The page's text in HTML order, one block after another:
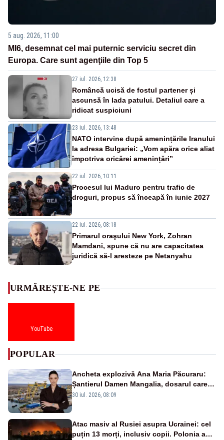
5 aug. 2026, 11:00
MI6, desemnat cel mai puternic serviciu secret din
Europa. Care sunt agenţiile din Top 5
27 iul. 2026, 12:38
Româncă ucisă de fostul partener și
ascunsă în lada patului. Detaliul care a
ridicat suspiciuni
23 iul. 2026, 13:48
NATO intervine după amenințările Iranului
la adresa Bulgariei: „Vom apăra orice aliat
împotriva oricărei amenințări”
22 iul. 2026, 10:11
Procesul lui Maduro pentru trafic de
droguri, propus să înceapă în iunie 2027
22 iul. 2026, 08:18
Primarul oraşului New York, Zohran
Mamdani, spune că nu are capacitatea
juridică să-l aresteze pe Netanyahu
URMĂREȘTE-NE PE
YouTube
POPULAR
Ancheta explozivă Ana Maria Păcuraru:
Șantierul Damen Mangalia, dosarul care
scufundă apărarea României
30 iul. 2026, 08:09
Atac masiv al Rusiei asupra Ucrainei: cel
puțin 13 morți, inclusiv copii. Polonia a